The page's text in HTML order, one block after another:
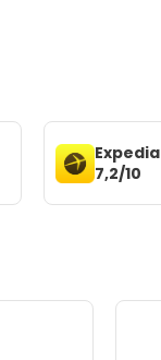
Expedia
7,2/10